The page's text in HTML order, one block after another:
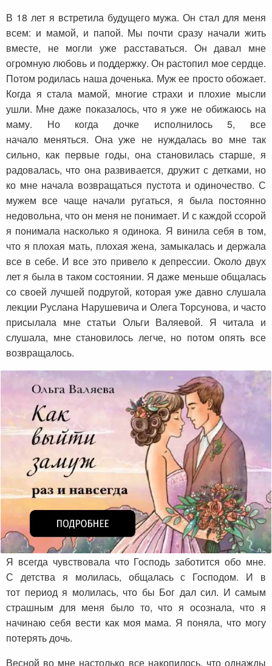
В 18 лет я встретила будущего мужа. Он стал для меня
всем: и мамой, и папой. Мы почти сразу начали жить
вместе, не могли уже расставаться. Он давал мне
огромную любовь и поддержку. Он растопил мое сердце.
Потом родилась наша доченька. Муж ее просто обожает.
Когда я стала мамой, многие страхи и плохие мысли
ушли. Мне даже показалось, что я уже не обижаюсь на
маму. Но когда дочке исполнилось 5, все
начало меняться. Она уже не нуждалась во мне так
сильно, как первые годы, она становилась старше, я
радовалась, что она развивается, дружит с детками, но
ко мне начала возвращаться пустота и одиночество. С
мужем все чаще начали ругаться, я была постоянно
недовольна, что он меня не понимает. И с каждой ссорой
я понимала насколько я одинока. Я винила себя в том,
что я плохая мать, плохая жена, замыкалась и держала
все в себе. И все это привело к депрессии. Около двух
лет я была в таком состоянии. Я даже меньше общалась
со своей лучшей подругой, которая уже давно слушала
лекции Руслана Нарушевича и Олега Торсунова, и часто
присылала мне статьи Ольги Валяевой. Я читала и
слушала, мне становилось легче, но потом опять все
возвращалось.
Я всегда чувствовала что Господь заботится обо мне.
С детства я молилась, общалась с Господом. И в
тот период я молилась, что бы Бог дал сил. И самым
страшным для меня было то, что я осознала, что я
начинаю себя вести как моя мама. Я поняла, что могу
потерять дочь.
Весной во мне настолько все накопилось, что однажды